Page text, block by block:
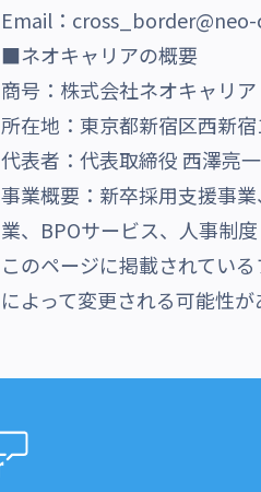
Email：
■ネオキャリアの概要
商号：株式会社ネオキャリア
所在地：東京都新宿区西新
代表者：代表取締役 西澤亮一
事業概要：新卒採用支援事
業、BPOサービス、人事制
このページに掲載されてい
によって変更される可能性